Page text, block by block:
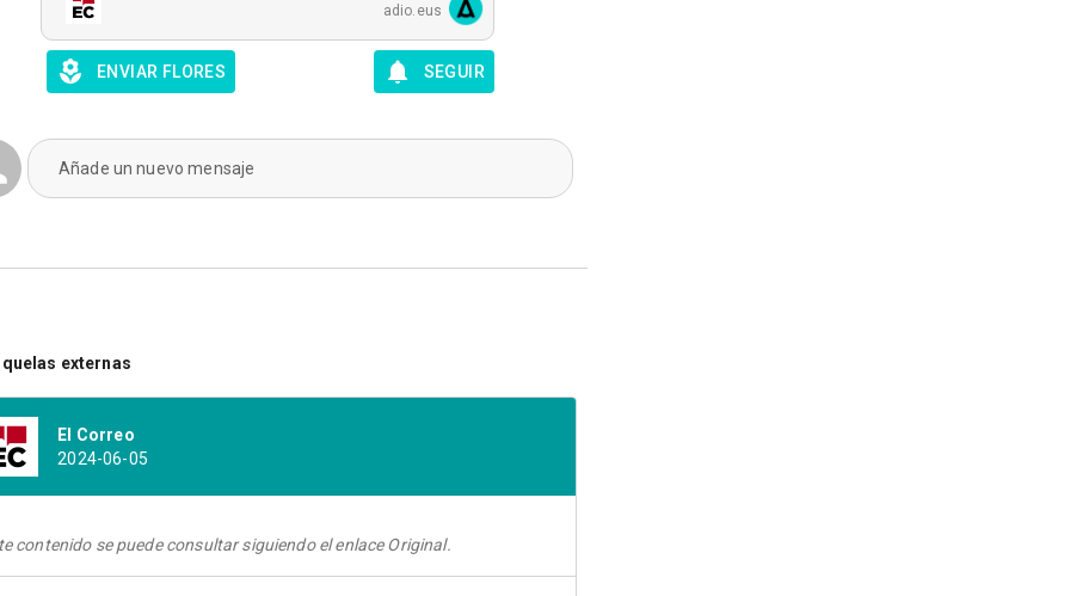
adio.eus
ENVIAR FLORES SEGUIR
Añade un nuevo mensaje
externas
El Correo
2024-06-05
contenido se puede consultar siguiendo el enlace Original.